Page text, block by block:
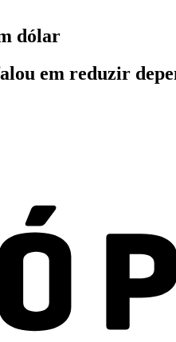
dólar
em reduzir